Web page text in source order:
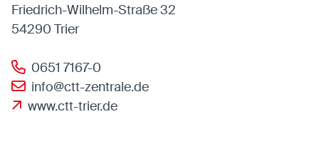
Friedrich-Wilhelm-Straße 32
54290 Trier
0651 7167-0
info@ctt-zentrale.de
www.ctt-trier.de